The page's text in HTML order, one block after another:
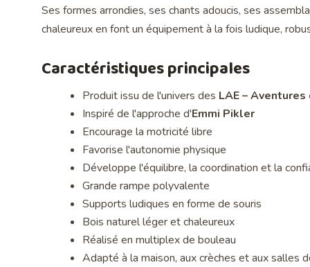
Ses formes arrondies, ses chants adoucis, ses
chaleureux en font un équipement à la fois ludique,
Caractéristiques principales
Produit issu de l'univers des LAE – Aventures
Inspiré de l'approche d'Emmi Pikler
Encourage la motricité libre
Favorise l'autonomie physique
Développe l'équilibre, la coordination et la
Grande rampe polyvalente
Supports ludiques en forme de souris
Bois naturel léger et chaleureux
Réalisé en multiplex de bouleau
Adapté à la maison, aux crèches et aux salles